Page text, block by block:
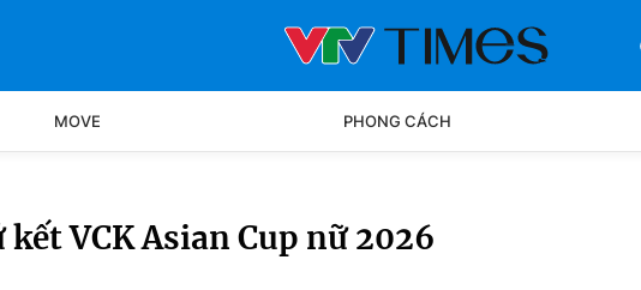
MOVE PHONG CÁCH
VCK Asian Cup nữ 2026